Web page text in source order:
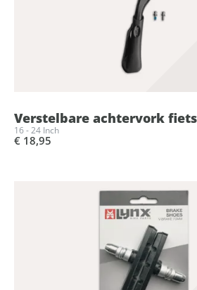
Verstelbare achtervork
16 - 24 Inch
€ 18,95